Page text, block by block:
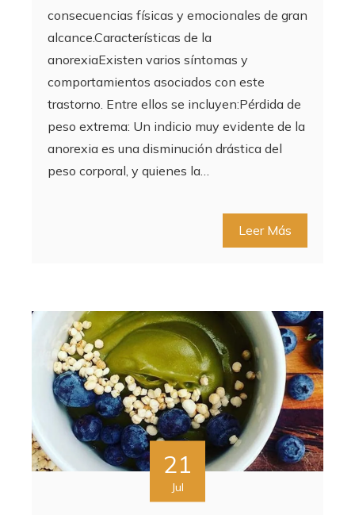
consecuencias físicas y emocionales de gran
alcance.Características de la
anorexiaExisten varios síntomas y
comportamientos asociados con este
trastorno. Entre ellos se incluyen:Pérdida de
peso extrema: Un indicio muy evidente de la
anorexia es una disminución drástica del
peso corporal, y quienes la…
Leer Más
21
Jul